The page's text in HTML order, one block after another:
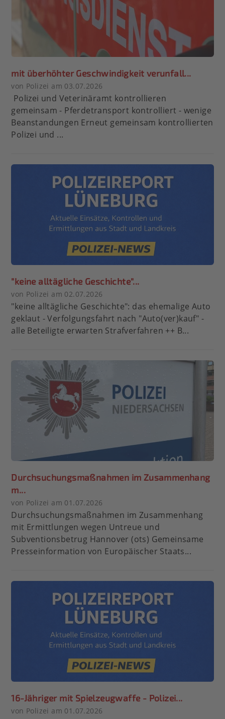
mit überhöhter Geschwindigkeit verunfall...
von Polizei am 03.07.2026
Polizei und Veterinäramt kontrollieren
gemeinsam - Pferdetransport kontrolliert - wenige
Beanstandungen Erneut gemeinsam kontrollierten
Polizei und ...
"keine alltägliche Geschichte"...
von Polizei am 02.07.2026
"keine alltägliche Geschichte": das ehemalige Auto
geklaut - Verfolgungsfahrt nach "Auto(ver)kauf" -
alle Beteiligte erwarten Strafverfahren ++ B...
Durchsuchungsmaßnahmen im Zusammenhang
m...
von Polizei am 01.07.2026
Durchsuchungsmaßnahmen im Zusammenhang
mit Ermittlungen wegen Untreue und
Subventionsbetrug Hannover (ots) Gemeinsame
Presseinformation von Europäischer Staats...
16-Jähriger mit Spielzeugwaffe - Polizei...
von Polizei am 01.07.2026